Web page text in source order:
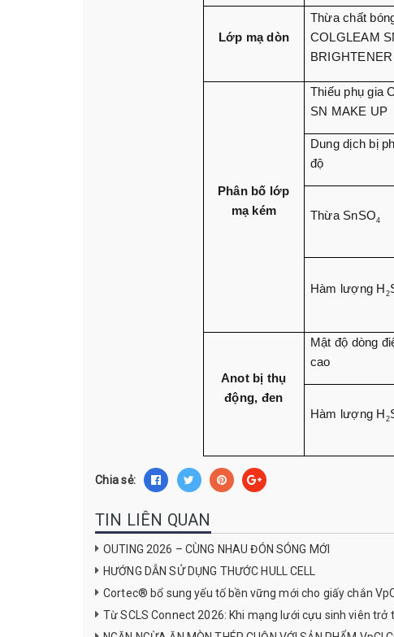
Lớp mạ dòn
Thừa chất
COLGLEAM
BRIGHTENER
Phân bố lớp
mạ kém
Thiếu phụ gia
SN MAKE UP
Dung dịch bị
độ
Thừa SnSO4
Hàm lượng H 2
Anot bị thụ
động, đen
Mật độ dòng
cao
Hàm lượng H 2
Chia sẻ:
TIN LIÊN QUAN
OUTING 2026 – CÙNG NHAU ĐÓN SÓNG MỚI
HƯỚNG DẪN SỬ DỤNG THƯỚC HULL CELL
Cortec® bổ sung yếu tố bền vững mới cho giấy chắn
Từ SCLS Connect 2026: Khi mạng lưới cựu sinh viên trở